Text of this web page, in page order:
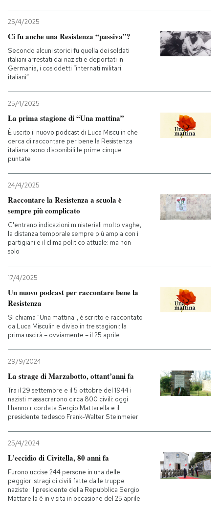
25/4/2025
Ci fu anche una Resistenza “passiva”?
Secondo alcuni storici fu quella dei soldati
italiani arrestati dai nazisti e deportati in
Germania, i cosiddetti “internati militari
italiani”
25/4/2025
La prima stagione di “Una mattina”
È uscito il nuovo podcast di Luca Misculin che
cerca di raccontare per bene la Resistenza
italiana: sono disponibili le prime cinque
puntate
24/4/2025
Raccontare la Resistenza a scuola è
sempre più complicato
C'entrano indicazioni ministeriali molto vaghe,
la distanza temporale sempre più ampia con i
partigiani e il clima politico attuale: ma non
solo
17/4/2025
Un nuovo podcast per raccontare bene la
Resistenza
Si chiama "Una mattina", è scritto e raccontato
da Luca Misculin e diviso in tre stagioni: la
prima uscirà – ovviamente – il 25 aprile
29/9/2024
La strage di Marzabotto, ottant’anni fa
Tra il 29 settembre e il 5 ottobre del 1944 i
nazisti massacrarono circa 800 civili: oggi
l'hanno ricordata Sergio Mattarella e il
presidente tedesco Frank-Walter Steinmeier
25/4/2024
L’eccidio di Civitella, 80 anni fa
Furono uccise 244 persone in una delle
peggiori stragi di civili fatte dalle truppe
naziste: il presidente della Repubblica Sergio
Mattarella è in visita in occasione del 25 aprile